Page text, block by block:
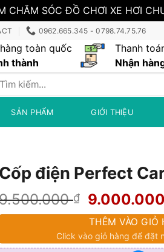
CHĂM SÓC ĐỒ CHƠI XE HƠI
0962.665.345 - 0798.74.75.76
toàn quốc
thành
Thanh
Nhận
SẢN PHẨM GIỚI THIỆU
Cốp điện Perfect
₫
Giá
gốc
là:
THÊM VÀO GIỎ
Click vào giỏ hàng để đặt